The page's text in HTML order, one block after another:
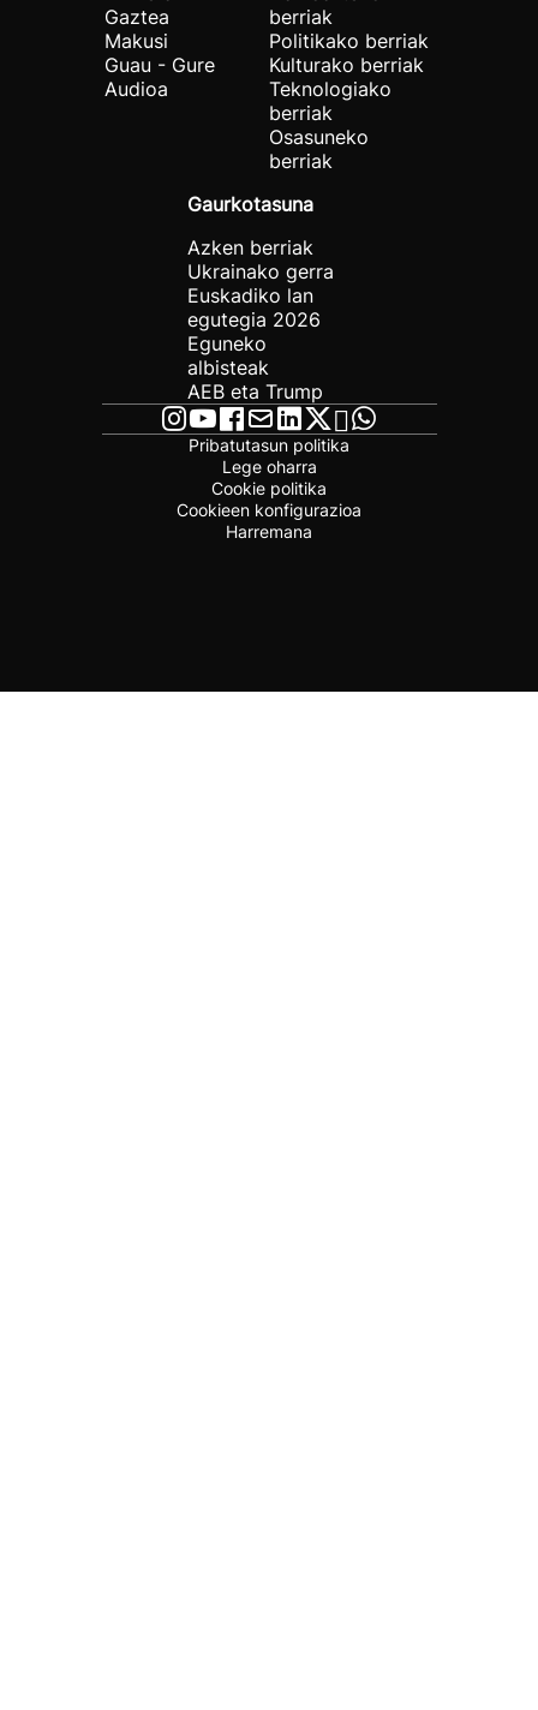
Gaztea
Makusi
Guau - Gure
Audioa
berriak
Politikako berriak
Kulturako berriak
Teknologiako
berriak
Osasuneko
berriak
Gaurkotasuna
Azken berriak
Ukrainako gerra
Euskadiko lan
egutegia 2026
Eguneko
albisteak
AEB eta Trump
Pribatutasun politika
Lege oharra
Cookie politika
Cookieen konfigurazioa
Harremana